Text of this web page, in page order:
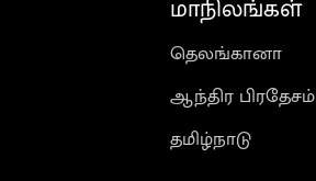
மாநிலங்கள்
தெலங்கானா
ஆந்திர பிரதேசம்
தமிழ்நாடு